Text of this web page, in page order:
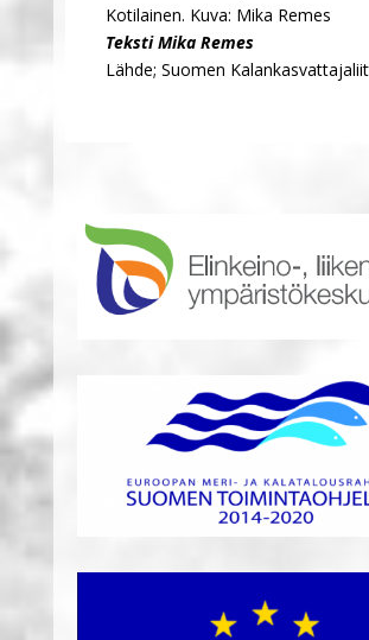
Kotilainen. Kuva: Mika Remes
Teksti Mika Remes
Lähde; Suomen